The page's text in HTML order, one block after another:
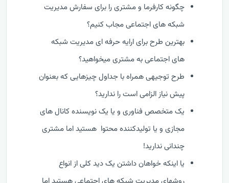
چگونه کارفرما و مشتری را برای سفارش مدیریت
شبکه های اجتماعی مجاب کنیم؟
بهترین طرح برای ارایه حرفه ای مدیریت شبکه
های اجتماعی به مشتری میخواهید؟
طرح توجیهی همراه با جداول چیزهایی که بعنوان
پیش نیاز الزامی است را ندارید؟
یک متخصص فناوری و یا یک نویسنده کانال های
مجازی و یا تولیدکننده محتوا هستید اما مشتری
چندانی ندارید!
یا اینکه خواهان داشتن یک دید کلی از انواع